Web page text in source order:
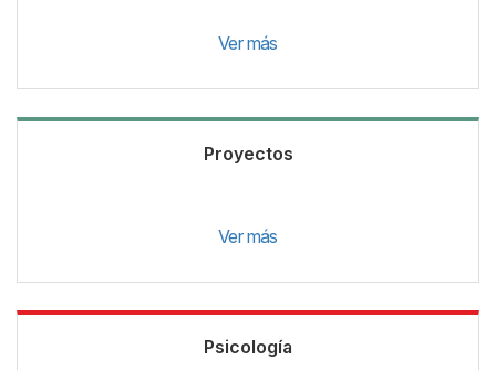
Ver más
Proyectos
Ver más
Psicología